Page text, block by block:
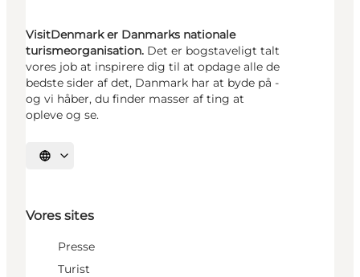
VisitDenmark er Danmarks nationale
turismeorganisation. Det er bogstaveligt talt
vores job at inspirere dig til at opdage alle de
bedste sider af det, Danmark har at byde på -
og vi håber, du finder masser af ting at
opleve og se.
Vælg sprog
Vores sites
Presse
Turist